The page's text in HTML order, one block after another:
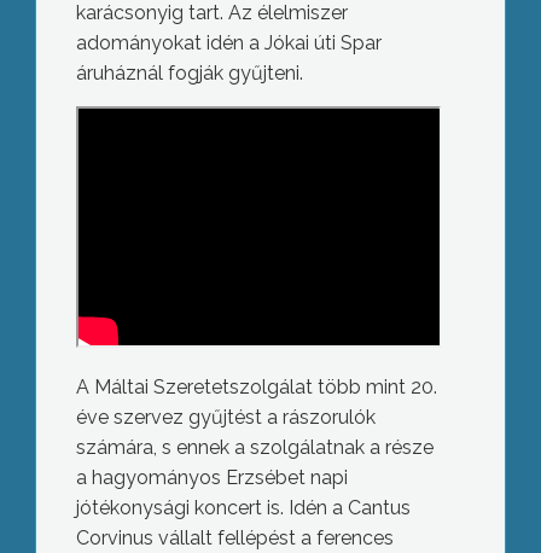
karácsonyig tart. Az élelmiszer
adományokat idén a Jókai úti Spar
áruháznál fogják gyűjteni.
A Máltai Szeretetszolgálat több mint 20.
éve szervez gyűjtést a rászorulók
számára, s ennek a szolgálatnak a része
a hagyományos Erzsébet napi
jótékonysági koncert is. Idén a Cantus
Corvinus vállalt fellépést a ferences